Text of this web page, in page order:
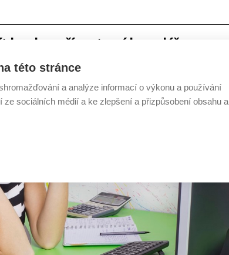
vaší cestovní kanceláře
0 KOMENTÁŘŮ
této stránce
a analýze informací o výkonu a používání
ze sociálních médií a ke zlepšení a přizpůsobení obsahu a